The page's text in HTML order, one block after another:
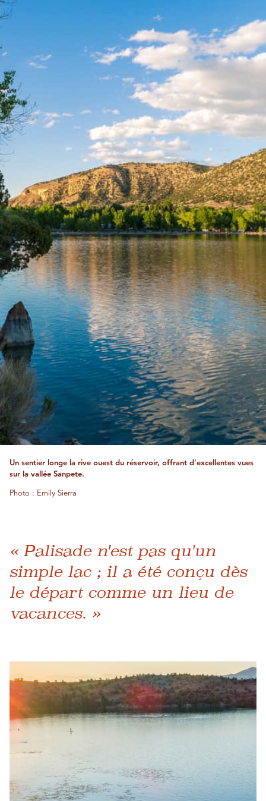
Un sentier longe la rive ouest du réservoir, offrant d'excellentes vues
sur la vallée Sanpete.
Photo : Emily Sierra
« Palisade n'est pas qu'un
simple lac ; il a été conçu dès
le départ comme un lieu de
vacances. »